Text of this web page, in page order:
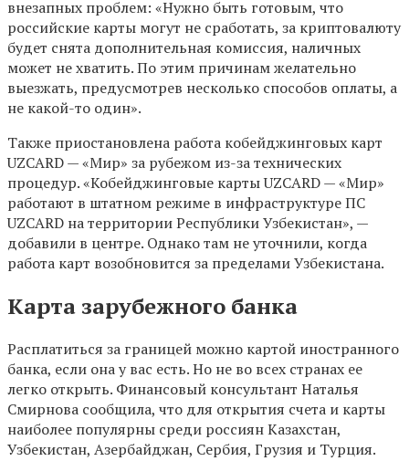
внезапных проблем: «Нужно быть готовым, что
российские карты могут не сработать, за криптовалюту
будет снята дополнительная комиссия, наличных
может не хватить. По этим причинам желательно
выезжать, предусмотрев несколько способов оплаты, а
не какой-то один».
Также приостановлена работа кобейджинговых карт
UZCARD — «Мир» за рубежом из-за технических
процедур. «Кобейджинговые карты UZCARD — «Мир»
работают в штатном режиме в инфраструктуре ПС
UZCARD на территории Республики Узбекистан», —
добавили в центре. Однако там не уточнили, когда
работа карт возобновится за пределами Узбекистана.
Карта зарубежного банка
Расплатиться за границей можно картой иностранного
банка, если она у вас есть. Но не во всех странах ее
легко открыть. Финансовый консультант Наталья
Смирнова сообщила, что для открытия счета и карты
наиболее популярны среди россиян Казахстан,
Узбекистан, Азербайджан, Сербия, Грузия и Турция.